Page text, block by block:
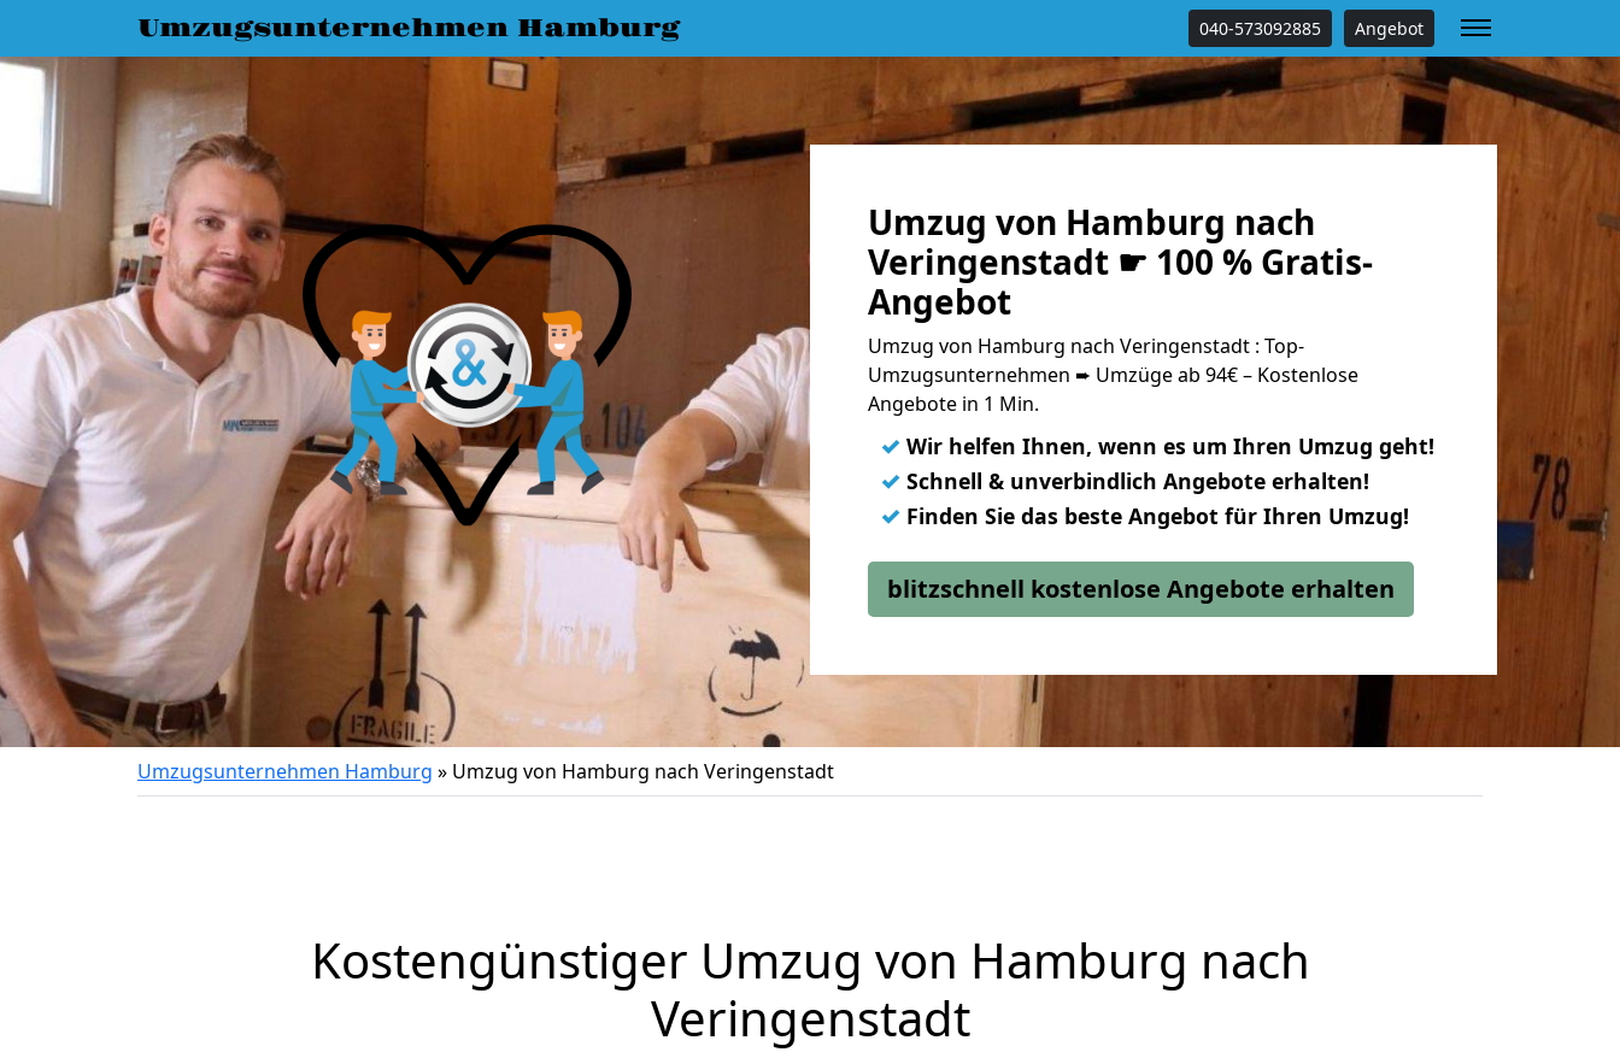
Umzugsunternehmen Hamburg 040-573092885 Angebot
Umzug von Hamburg nach
Veringenstadt ☛ 100 % Gratis-
Angebot
Umzug von Hamburg nach Veringenstadt : Top-
Umzugsunternehmen ➨ Umzüge ab 94€ – Kostenlose
Angebote in 1 Min.
✓ Wir helfen Ihnen, wenn es um Ihren Umzug geht!
✓ Schnell & unverbindlich Angebote erhalten!
✓ Finden Sie das beste Angebot für Ihren Umzug!
blitzschnell kostenlose Angebote erhalten
Umzugsunternehmen Hamburg » Umzug von Hamburg nach Veringenstadt
Kostengünstiger Umzug von Hamburg nach
Veringenstadt